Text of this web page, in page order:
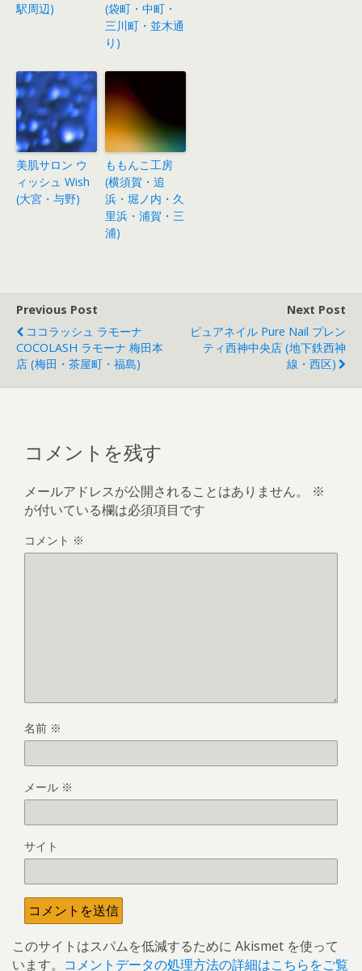
駅周辺)
(袋町・中町・
三川町・並木通
り)
美肌サロン ウ
ィッシュ Wish
(大宮・与野)
ももんこ工房
(横須賀・追
浜・堀ノ内・久
里浜・浦賀・三
浦)
Previous Post
ココラッシュ ラモーナ
COCOLASH ラモーナ 梅田本
店 (梅田・茶屋町・福島)
Next Post
ピュアネイル Pure Nail プレン
ティ西神中央店 (地下鉄西神
線・西区)
コメントを残す
メールアドレスが公開されることはありません。
※
が付いている欄は必須項目です
コメント ※
名前 ※
メール ※
サイト
このサイトはスパムを低減するために Akismet を使って
います。 コメントデータの処理方法の詳細はこちらをご覧